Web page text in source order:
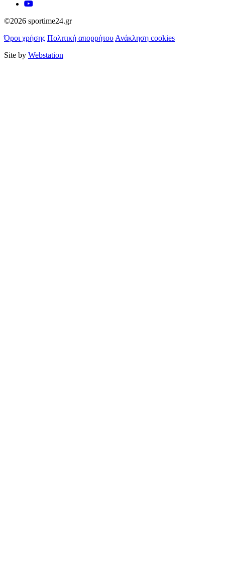
©2026 sportime24.gr
Όροι χρήσης Πολιτική απορρήτου Ανάκληση cookies
Site by Webstation